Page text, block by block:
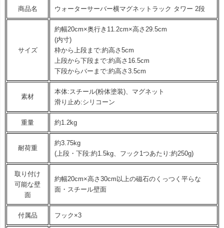
商品名 ウォーターサーバー横マグネットラック タワー 2段
サイズ
約幅20cm×奥行き11.2cm×高さ29.5cm
(内寸)
枠から上段まで:約高さ5cm
上段から下段まで:約高さ16.5cm
下段からバーまで:約高さ3.5cm
素材
本体:スチール(粉体塗装)、マグネット
滑り止め:シリコーン
重量 約1.2kg
耐荷重
約3.75kg
(上段・下段:約1.5kg、フック1つあたり:約250g)
取り付け
可能な壁
面
約幅20cm×高さ30cm以上の磁石のくっつく平らな
面・スチール壁面
付属品 フック×3